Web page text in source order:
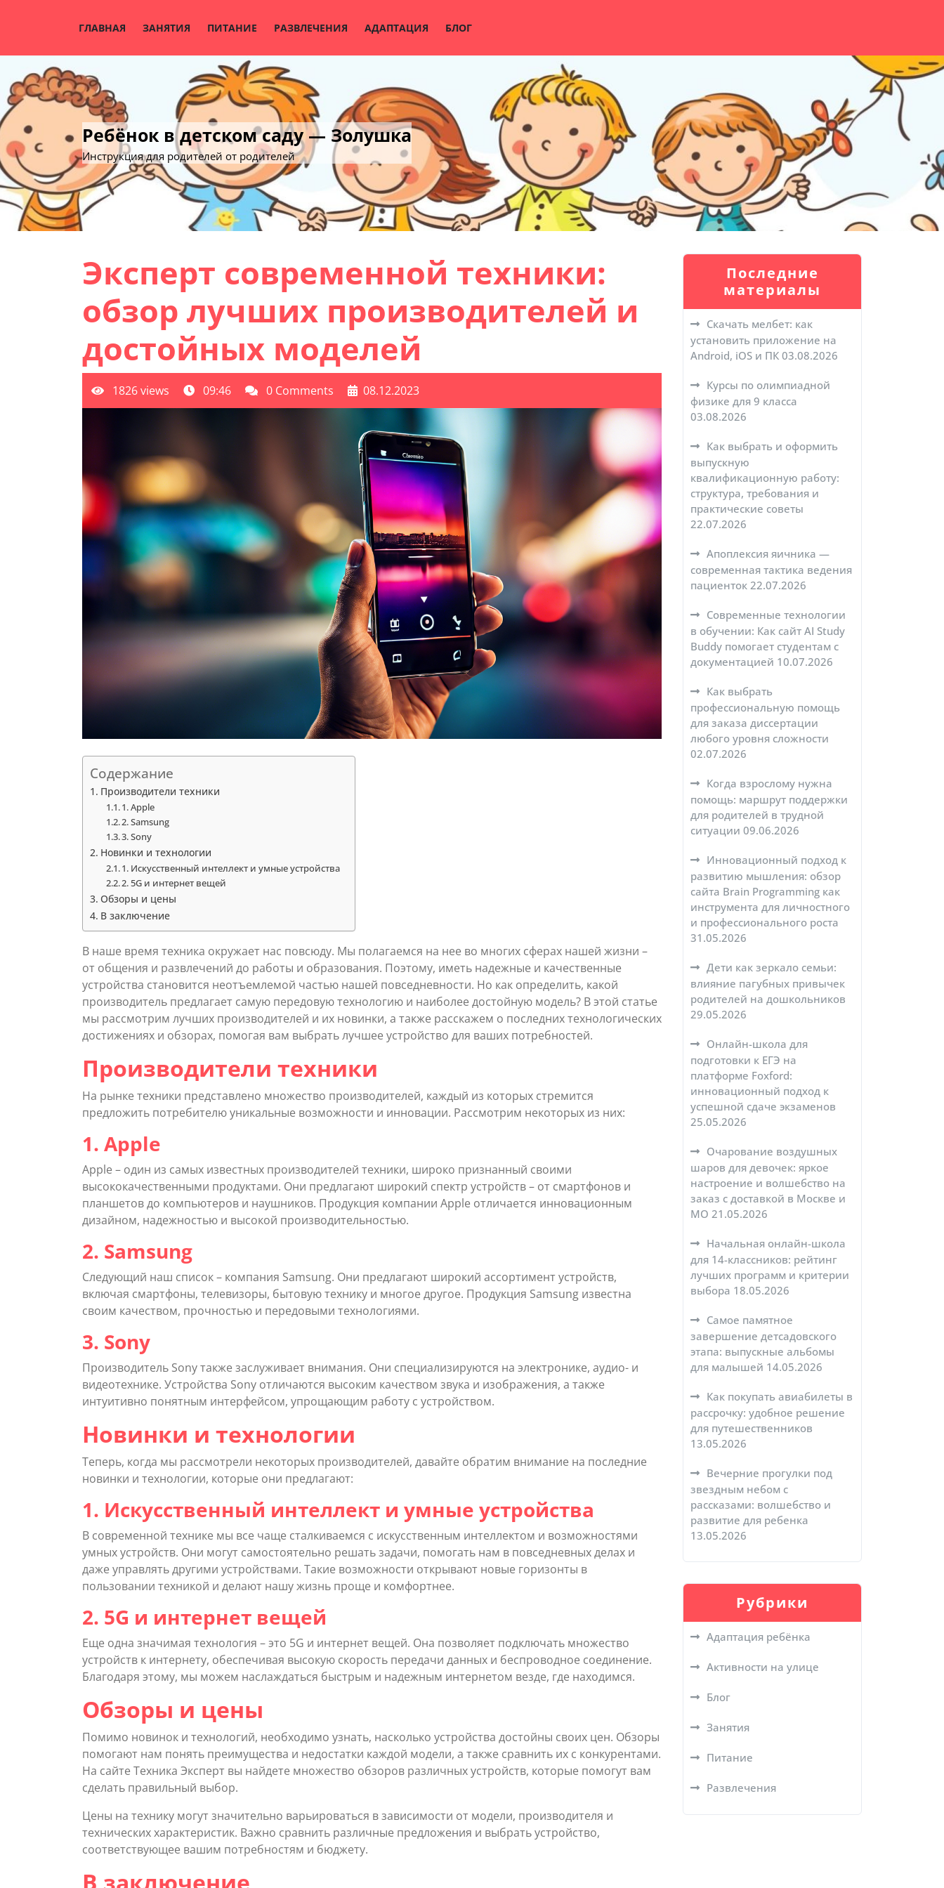
ГЛАВНАЯ ЗАНЯТИЯ ПИТАНИЕ РАЗВЛЕЧЕНИЯ АДАПТАЦИЯ БЛОГ
Ребёнок в детском саду — Золушка
Инструкция для родителей от родителей
Эксперт современной техники:
обзор лучших производителей и
достойных моделей
1826 views 09:46 0 Comments 08.12.2023
Содержание
Производители техники
1. Apple
2. Samsung
3. Sony
Новинки и технологии
1. Искусственный интеллект и умные устройства
2. 5G и интернет вещей
Обзоры и цены
В заключение
В наше время техника окружает нас повсюду. Мы полагаемся на нее во многих сферах нашей жизни –
от общения и развлечений до работы и образования. Поэтому, иметь надежные и качественные
устройства становится неотъемлемой частью нашей повседневности. Но как определить, какой
производитель предлагает самую передовую технологию и наиболее достойную модель? В этой статье
мы рассмотрим лучших производителей и их новинки, а также расскажем о последних технологических
достижениях и обзорах, помогая вам выбрать лучшее устройство для ваших потребностей.
Производители техники
На рынке техники представлено множество производителей, каждый из которых стремится
предложить потребителю уникальные возможности и инновации. Рассмотрим некоторых из них:
1. Apple
Apple – один из самых известных производителей техники, широко признанный своими
высококачественными продуктами. Они предлагают широкий спектр устройств – от смартфонов и
планшетов до компьютеров и наушников. Продукция компании Apple отличается инновационным
дизайном, надежностью и высокой производительностью.
2. Samsung
Следующий наш список – компания Samsung. Они предлагают широкий ассортимент устройств,
включая смартфоны, телевизоры, бытовую технику и многое другое. Продукция Samsung известна
своим качеством, прочностью и передовыми технологиями.
3. Sony
Производитель Sony также заслуживает внимания. Они специализируются на электронике, аудио- и
видеотехнике. Устройства Sony отличаются высоким качеством звука и изображения, а также
интуитивно понятным интерфейсом, упрощающим работу с устройством.
Новинки и технологии
Теперь, когда мы рассмотрели некоторых производителей, давайте обратим внимание на последние
новинки и технологии, которые они предлагают:
1. Искусственный интеллект и умные устройства
В современной технике мы все чаще сталкиваемся с искусственным интеллектом и возможностями
умных устройств. Они могут самостоятельно решать задачи, помогать нам в повседневных делах и
даже управлять другими устройствами. Такие возможности открывают новые горизонты в
пользовании техникой и делают нашу жизнь проще и комфортнее.
2. 5G и интернет вещей
Еще одна значимая технология – это 5G и интернет вещей. Она позволяет подключать множество
устройств к интернету, обеспечивая высокую скорость передачи данных и беспроводное соединение.
Благодаря этому, мы можем наслаждаться быстрым и надежным интернетом везде, где находимся.
Обзоры и цены
Помимо новинок и технологий, необходимо узнать, насколько устройства достойны своих цен. Обзоры
помогают нам понять преимущества и недостатки каждой модели, а также сравнить их с конкурентами.
На сайте Техника Эксперт вы найдете множество обзоров различных устройств, которые помогут вам
сделать правильный выбор.
Цены на технику могут значительно варьироваться в зависимости от модели, производителя и
технических характеристик. Важно сравнить различные предложения и выбрать устройство,
соответствующее вашим потребностям и бюджету.
Последние
материалы
Скачать мелбет: как
установить приложение на
Android, iOS и ПК 03.08.2026
Курсы по олимпиадной
физике для 9 класса
03.08.2026
Как выбрать и оформить
выпускную
квалификационную работу:
структура, требования и
практические советы
22.07.2026
Апоплексия яичника —
современная тактика ведения
пациенток 22.07.2026
Современные технологии
в обучении: Как сайт AI Study
Buddy помогает студентам с
документацией 10.07.2026
Как выбрать
профессиональную помощь
для заказа диссертации
любого уровня сложности
02.07.2026
Когда взрослому нужна
помощь: маршрут поддержки
для родителей в трудной
ситуации 09.06.2026
Инновационный подход к
развитию мышления: обзор
сайта Brain Programming как
инструмента для личностного
и профессионального роста
31.05.2026
Дети как зеркало семьи:
влияние пагубных привычек
родителей на дошкольников
29.05.2026
Онлайн-школа для
подготовки к ЕГЭ на
платформе Foxford:
инновационный подход к
успешной сдаче экзаменов
25.05.2026
Очарование воздушных
шаров для девочек: яркое
настроение и волшебство на
заказ с доставкой в Москве и
МО 21.05.2026
Начальная онлайн-школа
для 14-классников: рейтинг
лучших программ и критерии
выбора 18.05.2026
Самое памятное
завершение детсадовского
этапа: выпускные альбомы
для малышей 14.05.2026
Как покупать авиабилеты в
рассрочку: удобное решение
для путешественников
13.05.2026
Вечерние прогулки под
звездным небом с
рассказами: волшебство и
развитие для ребенка
13.05.2026
Рубрики
Адаптация ребёнка
Активности на улице
Блог
Занятия
Питание
Развлечения